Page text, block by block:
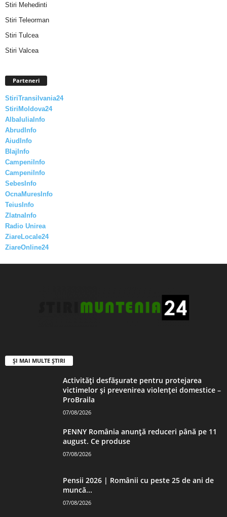
Stiri Mehedinti
Stiri Teleorman
Stiri Tulcea
Stiri Valcea
Parteneri
StiriTransilvania24
StiriMoldova24
AlbaIuliaInfo
AbrudInfo
AiudInfo
BlajInfo
CampeniInfo
CampeniInfo
SebesInfo
OcnaMuresInfo
TeiusInfo
ZlatnaInfo
Radio Unirea
ZiareLocale24
ZiareOnline24
ȘI MAI MULTE ȘTIRI
Activități desfășurate pentru protejarea
victimelor și prevenirea violenței domestice –
ProBraila
07/08/2026
PENNY România anunță reduceri până pe 11
august. Ce produse
07/08/2026
Pensii 2026 | Românii cu peste 25 de ani de
muncă...
07/08/2026